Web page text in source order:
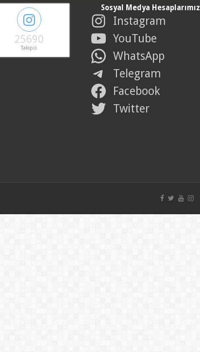
25690
Takipci
Sosyal Medya Hesaplarımız
Instagram
YouTube
WhatsApp
Telegram
Facebook
Twitter